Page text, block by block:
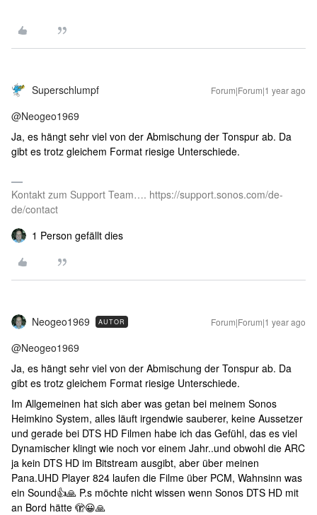
Superschlumpf Forum|Forum|1 year ago
@Neogeo1969
Ja, es hängt sehr viel von der Abmischung der Tonspur ab. Da
gibt es trotz gleichem Format riesige Unterschiede.
Kontakt zum Support Team…. https://support.sonos.com/de-
de/contact
1 Person gefällt dies
Neogeo1969 AUTOR Forum|Forum|1 year ago
@Neogeo1969
Ja, es hängt sehr viel von der Abmischung der Tonspur ab. Da
gibt es trotz gleichem Format riesige Unterschiede.
Im Allgemeinen hat sich aber was getan bei meinem Sonos
Heimkino System, alles läuft irgendwie sauberer, keine Aussetzer
und gerade bei DTS HD Filmen habe ich das Gefühl, das es viel
Dynamischer klingt wie noch vor einem Jahr..und obwohl die ARC
ja kein DTS HD im Bitstream ausgibt, aber über meinen
Pana.UHD Player 824 laufen die Filme über PCM, Wahnsinn was
ein Sound👍🙏 P.s möchte nicht wissen wenn Sonos DTS HD mit
an Bord hätte 🫣😀🙏